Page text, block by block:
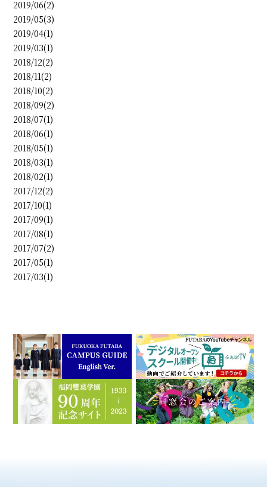
2019/06(2)
2019/05(3)
2019/04(1)
2019/03(1)
2018/12(2)
2018/11(2)
2018/10(2)
2018/09(2)
2018/07(1)
2018/06(1)
2018/05(1)
2018/03(1)
2018/02(1)
2017/12(2)
2017/10(1)
2017/09(1)
2017/08(1)
2017/07(2)
2017/05(1)
2017/03(1)